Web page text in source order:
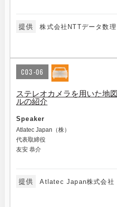
提供 株式会社NTTデータ数
C03-06
ステレオカメラを用いた地
ルの紹介
Speaker
Atlatec Japan（株）
代表取締役
友安 恭介
提供 Atlatec Japan株式会社